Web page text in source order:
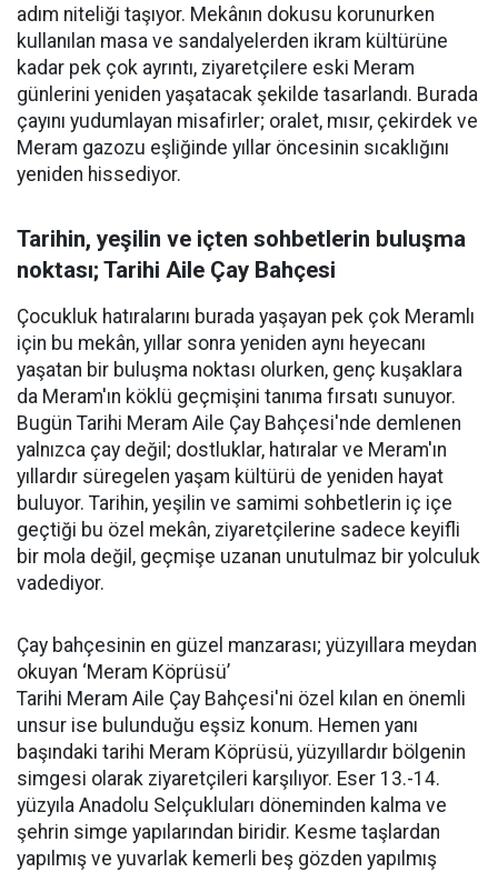
adım niteliği taşıyor. Mekânın dokusu korunurken
kullanılan masa ve sandalyelerden ikram kültürüne
kadar pek çok ayrıntı, ziyaretçilere eski Meram
günlerini yeniden yaşatacak şekilde tasarlandı. Burada
çayını yudumlayan misafirler; oralet, mısır, çekirdek ve
Meram gazozu eşliğinde yıllar öncesinin sıcaklığını
yeniden hissediyor.
Tarihin, yeşilin ve içten sohbetlerin buluşma
noktası; Tarihi Aile Çay Bahçesi
Çocukluk hatıralarını burada yaşayan pek çok Meramlı
için bu mekân, yıllar sonra yeniden aynı heyecanı
yaşatan bir buluşma noktası olurken, genç kuşaklara
da Meram'ın köklü geçmişini tanıma fırsatı sunuyor.
Bugün Tarihi Meram Aile Çay Bahçesi'nde demlenen
yalnızca çay değil; dostluklar, hatıralar ve Meram'ın
yıllardır süregelen yaşam kültürü de yeniden hayat
buluyor. Tarihin, yeşilin ve samimi sohbetlerin iç içe
geçtiği bu özel mekân, ziyaretçilerine sadece keyifli
bir mola değil, geçmişe uzanan unutulmaz bir yolculuk
vadediyor.
Çay bahçesinin en güzel manzarası; yüzyıllara meydan
okuyan ‘Meram Köprüsü’
Tarihi Meram Aile Çay Bahçesi'ni özel kılan en önemli
unsur ise bulunduğu eşsiz konum. Hemen yanı
başındaki tarihi Meram Köprüsü, yüzyıllardır bölgenin
simgesi olarak ziyaretçileri karşılıyor. Eser 13.-14.
yüzyıla Anadolu Selçukluları döneminden kalma ve
şehrin simge yapılarından biridir. Kesme taşlardan
yapılmış ve yuvarlak kemerli beş gözden yapılmış